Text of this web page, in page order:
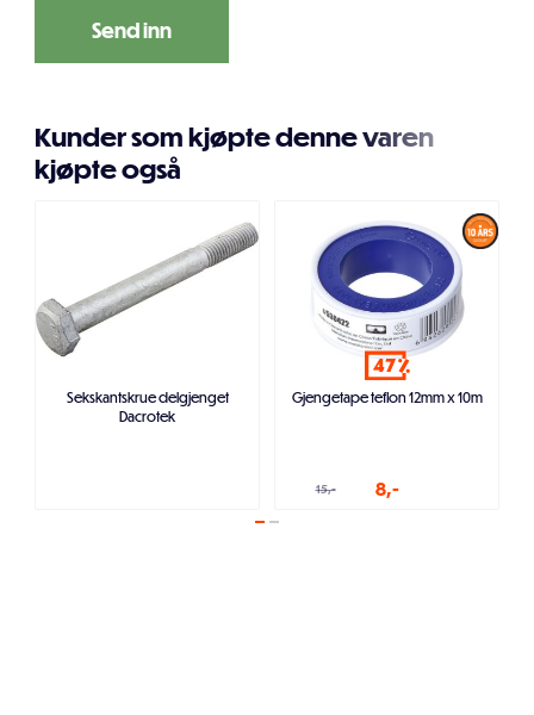
Kunder som kjøpte denne varen
kjøpte også
Sekskantskrue delgjenget
Dacrotek
47
Gjengetape teflon 12mm x 10m
15,- 8,-